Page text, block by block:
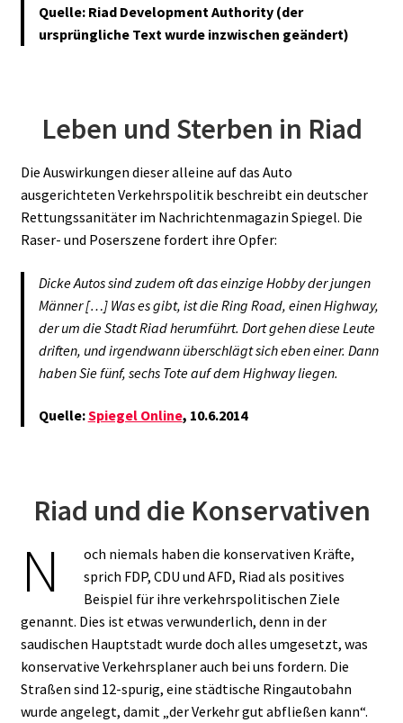
Quelle: Riad Development Authority (der
ursprüngliche Text wurde inzwischen geändert)
Leben und Sterben in Riad
Die Auswirkungen dieser alleine auf das Auto
ausgerichteten Verkehrspolitik beschreibt ein deutscher
Rettungssanitäter im Nachrichtenmagazin Spiegel. Die
Raser- und Poserszene fordert ihre Opfer:
Dicke Autos sind zudem oft das einzige Hobby der jungen
Männer […] Was es gibt, ist die Ring Road, einen Highway,
der um die Stadt Riad herumführt. Dort gehen diese Leute
driften, und irgendwann überschlägt sich eben einer. Dann
haben Sie fünf, sechs Tote auf dem Highway liegen.
Quelle:Spiegel Online, 10.6.2014
Riad und die Konservativen
N
och niemals haben die konservativen Kräfte,
sprich FDP, CDU und AFD, Riad als positives
Beispiel für ihre verkehrspolitischen Ziele
genannt. Dies ist etwas verwunderlich, denn in der
saudischen Hauptstadt wurde doch alles umgesetzt, was
konservative Verkehrsplaner auch bei uns fordern. Die
Straßen sind 12-spurig, eine städtische Ringautobahn
wurde angelegt, damit „der Verkehr gut abfließen kann“.